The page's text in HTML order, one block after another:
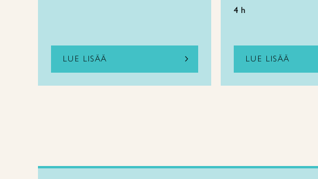
LUE LISÄÄ
4 h
LUE LISÄÄ